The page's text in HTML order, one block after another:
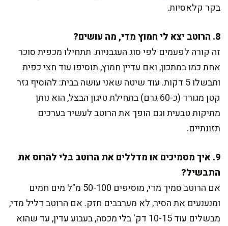
בקר קלאסיות.
8. הרוטב יצא לי חמוץ מדי, מה עושים?
זה קורה לפעמים לפי סוג העגבניות. תתחילו מכפית סוכר
אחת כמו במתכון, ואם עדיין חמוץ, תוסיפו עוד חצי כפית
ותבשלו 5 דקות. עוד שיטה שאני עושה בבית: להוסיף גזר
קטן מגורד (כ-60 גרם) בתחילת טיגון הבצל, הוא נותן
מתיקות טבעית וגם הופך את הרוטב לעשיר בערכים
תזונתיים.
9. איך מסמיכים או מדללים את הרוטב בלי להרוס את
התבשיל?
אם הרוטב סמיך מדי, מוסיפים 50-100 מ"ל מים חמים
ומנענעים את הסיר, לא מערבבים חזק. אם הרוטב דליל מדי,
מבשלים עוד 10-15 דק' בלי מכסה, בעבוע עדין, עד שהוא